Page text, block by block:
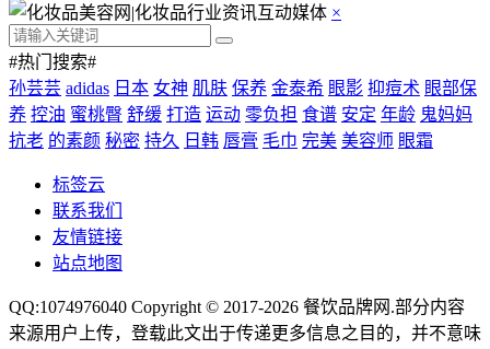
×
#热门搜索#
孙芸芸 adidas 日本 女神 肌肤 保养 金泰希 眼影 抑痘术 眼部保
养 控油 蜜桃臀 舒缓 打造 运动 零负担 食谱 安定 年龄 鬼妈妈
抗老 的素颜 秘密 持久 日韩 唇膏 毛巾 完美 美容师 眼霜
标签云
联系我们
友情链接
站点地图
QQ:1074976040 Copyright © 2017-2026 餐饮品牌网 .部分内容
来源用户上传，登载此文出于传递更多信息之目的，并不意味